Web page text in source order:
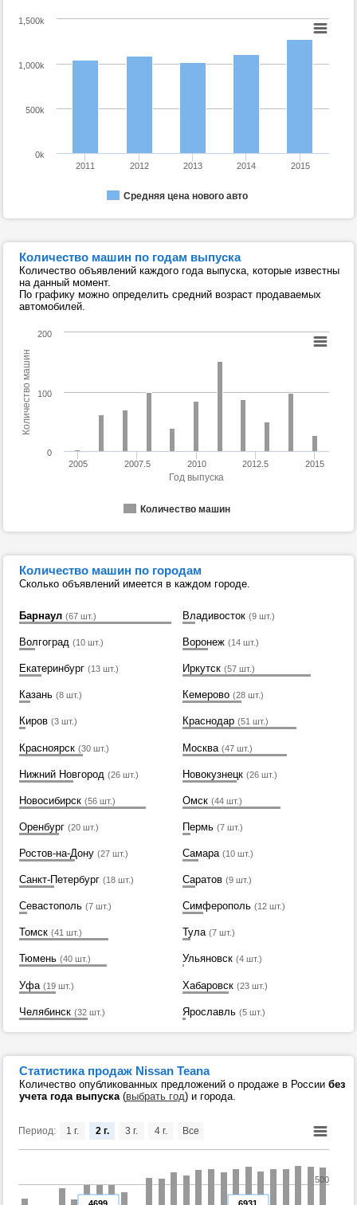
Средняя цена нового авто
2011 2012 2013 2014 2015
0k
500k
1,000k
1,500k
Количество машин по годам выпуска
Количество объявлений каждого года выпуска, которые известны
на данный момент.
По графику можно определить средний возраст продаваемых
автомобилей.
Год выпуска
Количество машин
Количество машин
2005 2007.5 2010 2012.5 2015
0
100
200
Количество машин по городам
Сколько объявлений имеется в каждом городе.
Барнаул (67 шт.) Владивосток (9 шт.)
Волгоград (10 шт.) Воронеж (14 шт.)
Екатеринбург (13 шт.) Иркутск (57 шт.)
Казань (8 шт.) Кемерово (28 шт.)
Киров (3 шт.) Краснодар (51 шт.)
Красноярск (30 шт.) Москва (47 шт.)
Нижний Новгород (26 шт.) Новокузнецк (26 шт.)
Новосибирск (56 шт.) Омск (44 шт.)
Оренбург (20 шт.) Пермь (7 шт.)
Ростов-на-Дону (27 шт.) Самара (10 шт.)
Санкт-Петербург (18 шт.) Саратов (9 шт.)
Севастополь (7 шт.) Симферополь (12 шт.)
Томск (41 шт.) Тула (7 шт.)
Тюмень (40 шт.) Ульяновск (4 шт.)
Уфа (19 шт.) Хабаровск (23 шт.)
Челябинск (32 шт.) Ярославль (5 шт.)
Статистика продаж Nissan Teana
Количество опубликованных предложений о продаже в России без
учета года выпуска(выбрать год) и города.
Период:
500
1 г. 2 г. 3 г. 4 г. Все